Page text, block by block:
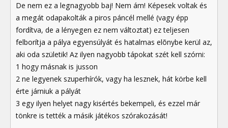
De nem ez a legnagyobb baj! Nem ám! Képesek voltak és
a megát odapakolták a piros páncél mellé (vagy épp
fordítva, de a lényegen ez nem változtat) ez teljesen
felborítja a pálya egyensúlyát és hatalmas elõnybe kerül az,
aki oda születik! Az ilyen nagyobb tápokat szét kell szórni:
1 hogy másnak is jusson
2 ne legyenek szuperhírók, vagy ha lesznek, hát körbe kell
érte járniuk a pályát
3 egy ilyen helyet nagy kisértés bekempeli, és ezzel már
tönkre is tették a másik játékos szórakozását!